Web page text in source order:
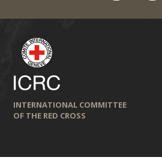
INTERNATIONAL COMMITTEE
OF THE RED CROSS